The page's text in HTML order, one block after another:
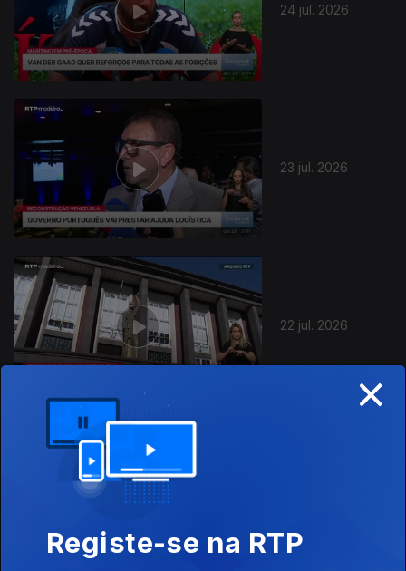
24 jul. 2026
23 jul. 2026
22 jul. 2026
×
Registe-se na RTP